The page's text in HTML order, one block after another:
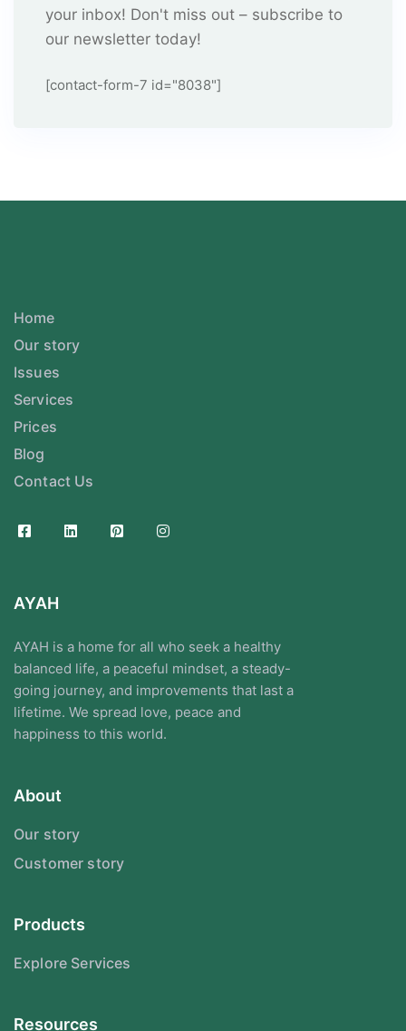
your inbox! Don't miss out – subscribe to
our newsletter today!
[contact-form-7 id="8038"]
Home
Our story
Issues
Services
Prices
Blog
Contact Us
AYAH
AYAH is a home for all who seek a healthy
balanced life, a peaceful mindset, a steady-
going journey, and improvements that last a
lifetime. We spread love, peace and
happiness to this world.
About
Our story
Customer story
Products
Explore Services
Resources